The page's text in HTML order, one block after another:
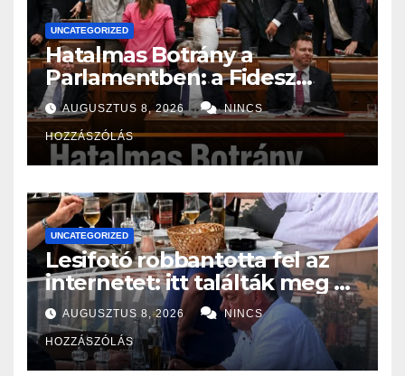
UNCATEGORIZED
Hatalmas Botrány a
Parlamentben: a Fidesz
ismét kitett magáért!
AUGUSZTUS 8, 2026 NINCS
HOZZÁSZÓLÁS
UNCATEGORIZED
Lesifotó robbantotta fel az
internetet: itt találták meg az
eltűnt Orbán Viktort!
AUGUSZTUS 8, 2026 NINCS
HOZZÁSZÓLÁS